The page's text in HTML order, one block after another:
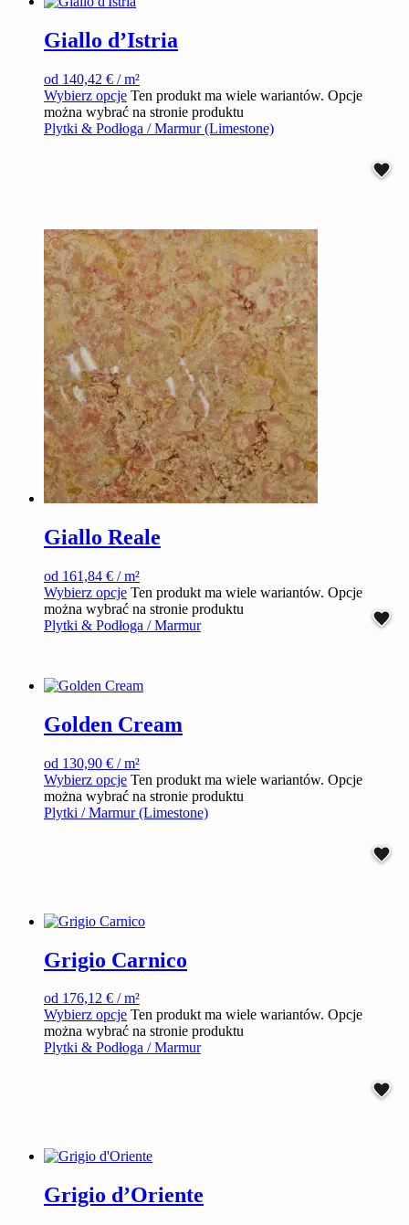
Giallo d’Istria
od 140,42 € / m²
Wybierz opcje Ten produkt ma wiele wariantów. Opcje
można wybrać na stronie produktu
Plytki & Podłoga / Marmur (Limestone)
Giallo Reale
od 161,84 € / m²
Wybierz opcje Ten produkt ma wiele wariantów. Opcje
można wybrać na stronie produktu
Plytki & Podłoga / Marmur
Golden Cream
od 130,90 € / m²
Wybierz opcje Ten produkt ma wiele wariantów. Opcje
można wybrać na stronie produktu
Plytki / Marmur (Limestone)
Grigio Carnico
od 176,12 € / m²
Wybierz opcje Ten produkt ma wiele wariantów. Opcje
można wybrać na stronie produktu
Plytki & Podłoga / Marmur
Grigio d’Oriente